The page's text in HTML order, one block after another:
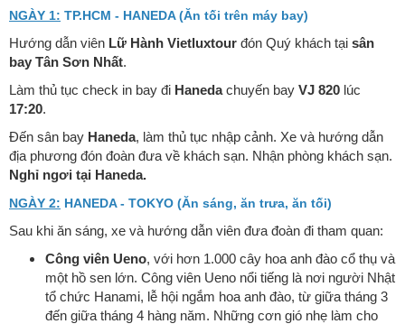
NGÀY 1: TP.HCM - HANEDA (Ăn tối trên máy bay)
Hướng dẫn viên Lữ Hành Vietluxtour đón Quý khách tại sân
bay Tân Sơn Nhất.
Làm thủ tục check in bay đi Hanedachuyến bay VJ 820 lúc
17:20.
Đến sân bay Haneda, làm thủ tục nhập cảnh. Xe và hướng dẫn
địa phương đón đoàn đưa về khách sạn. Nhận phòng khách sạn.
Nghỉ ngơi tại Haneda.
NGÀY 2: HANEDA - TOKYO (Ăn sáng, ăn trưa, ăn tối)
Sau khi ăn sáng, xe và hướng dẫn viên đưa đoàn đi tham quan:
Công viên Ueno, với hơn 1.000 cây hoa anh đào cổ thụ và
một hồ sen lớn. Công viên Ueno nổi tiếng là nơi người Nhật
tổ chức Hanami, lễ hội ngắm hoa anh đào, từ giữa tháng 3
đến giữa tháng 4 hàng năm. Những cơn gió nhẹ làm cho